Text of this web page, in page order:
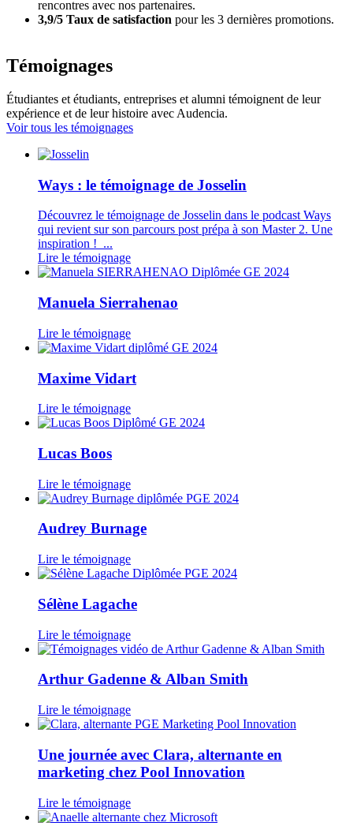
rencontres avec nos partenaires.
3,9/5 Taux de satisfaction pour les 3 dernières promotions.
Témoignages
Étudiantes et étudiants, entreprises et alumni témoignent de leur
expérience et de leur histoire avec Audencia.
Voir tous les témoignages
Ways : le témoignage de Josselin
Découvrez le témoignage de Josselin dans le podcast Ways
qui revient sur son parcours post prépa à son Master 2. Une
inspiration ! ...
Lire le témoignage
Manuela Sierrahenao
Lire le témoignage
Maxime Vidart
Lire le témoignage
Lucas Boos
Lire le témoignage
Audrey Burnage
Lire le témoignage
Sélène Lagache
Lire le témoignage
Arthur Gadenne & Alban Smith
Lire le témoignage
Une journée avec Clara, alternante en
marketing chez Pool Innovation
Lire le témoignage